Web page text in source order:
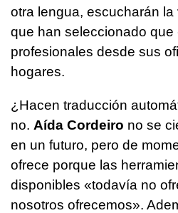
otra lengua, escucharán la
que han seleccionado que
profesionales desde sus
hogares.
¿Hacen traducción
no. Aída Cordeiro no se
en un futuro, pero de
ofrece porque las
disponibles «todavía no
nosotros ofrecemos».